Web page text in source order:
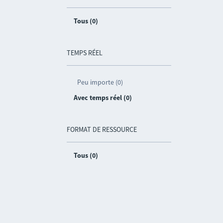
Tous (0)
TEMPS RÉEL
Peu importe (0)
Avec temps réel (0)
FORMAT DE RESSOURCE
Tous (0)